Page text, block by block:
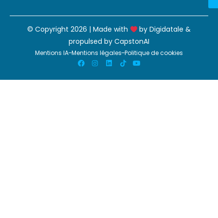
© Copyright 2026 | Made with byDigidatale &
propulsed by CapstonAI
Mentions IA Mentions légales Politique de cookies